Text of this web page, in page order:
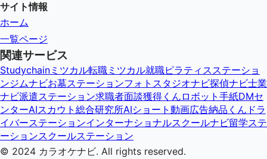
サイト情報
ホーム
一覧ページ
関連サービス
Studychain ミツカル転職 ミツカル就職ピラティスステーショ
ンジムナビお墓ステーションフォトスタジオナビ探偵ナビ士業
ナビ派遣ステーション求職者面談獲得くん ロボット手紙DMセ
ンターAIスカウト総合研究所AIショート動画広告納品くん ドラ
イバーステーションインターナショナルスクールナビ留学ステ
ーションスクールステーション
© 2024 カラオケナビ. All rights reserved.